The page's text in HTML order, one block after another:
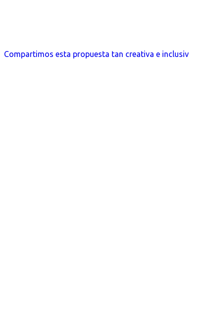
Compartimos esta propuesta tan creativa e inclusiv